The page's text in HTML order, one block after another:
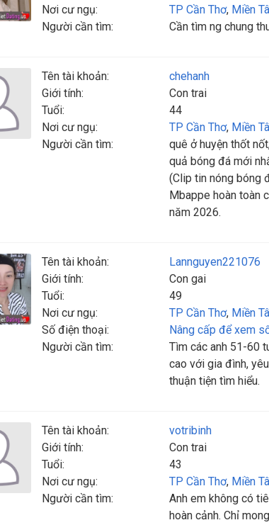
Nơi cư ngụ:
TP Cần Thơ, Miền
Người cần tìm:
Cần tìm ng chung
Tên tài khoản:
chehanh
Giới tính:
Con trai
Tuổi:
44
Nơi cư ngụ:
TP Cần Thơ, Miền
Người cần tìm:
quê ở huyện thốt
quả bóng đá mới
(Clip tin nóng bóng
Mbappe hoàn toàn
năm 2026.
Tên tài khoản:
Lannguyen221076
Giới tính:
Con gai
Tuổi:
49
Nơi cư ngụ:
TP Cần Thơ, Miền
Số điện thoại:
Nâng cấp để xem
Người cần tìm:
Tìm các anh 51-60
cao với gia đình,
thuận tiện tìm hiểu.
Tên tài khoản:
votribinh
Giới tính:
Con trai
Tuổi:
43
Nơi cư ngụ:
TP Cần Thơ, Miền
Người cần tìm:
Anh em không có
hoàn cảnh. Chỉ